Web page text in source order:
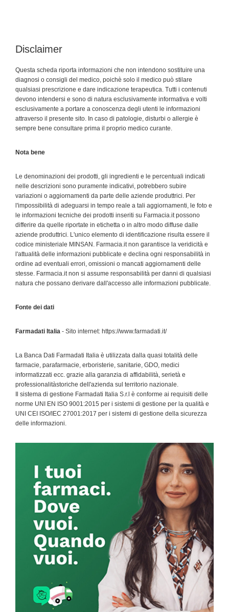
Disclaimer
Questa scheda riporta informazioni che non intendono sostituire una
diagnosi o consigli del medico, poichè solo il medico può stilare
qualsiasi prescrizione e dare indicazione terapeutica. Tutti i contenuti
devono intendersi e sono di natura esclusivamente informativa e volti
esclusivamente a portare a conoscenza degli utenti le informazioni
attraverso il presente sito. In caso di patologie, disturbi o allergie è
sempre bene consultare prima il proprio medico curante.
Nota bene
Le denominazioni dei prodotti, gli ingredienti e le percentuali indicati
nelle descrizioni sono puramente indicativi, potrebbero subire
variazioni o aggiornamenti da parte delle aziende produttrici. Per
l'impossibilità di adeguarsi in tempo reale a tali aggiornamenti, le foto e
le informazioni tecniche dei prodotti inseriti su Farmacia.it possono
differire da quelle riportate in etichetta o in altro modo diffuse dalle
aziende produttrici. L'unico elemento di identificazione risulta essere il
codice ministeriale MINSAN. Farmacia.it non garantisce la veridicità e
l'attualità delle informazioni pubblicate e declina ogni responsabilità in
ordine ad eventuali errori, omissioni o mancati aggiornamenti delle
stesse. Farmacia.it non si assume responsabilità per danni di qualsiasi
natura che possano derivare dall'accesso alle informazioni pubblicate.
Fonte dei dati
Farmadati Italia - Sito internet: https://www.farmadati.it/
La Banca Dati Farmadati Italia è utilizzata dalla quasi totalità delle
farmacie, parafarmacie, erboristerie, sanitarie, GDO, medici
informatizzati ecc. grazie alla garanzia di affidabilità, serietà e
professionalitàstoriche dell'azienda sul territorio nazionale.
Il sistema di gestione Farmadati Italia S.r.l è conforme ai requisiti delle
norme UNI EN ISO 9001:2015 per i sistemi di gestione per la qualità e
UNI CEI ISO/IEC 27001:2017 per i sistemi di gestione della sicurezza
delle informazioni.
Sidebar